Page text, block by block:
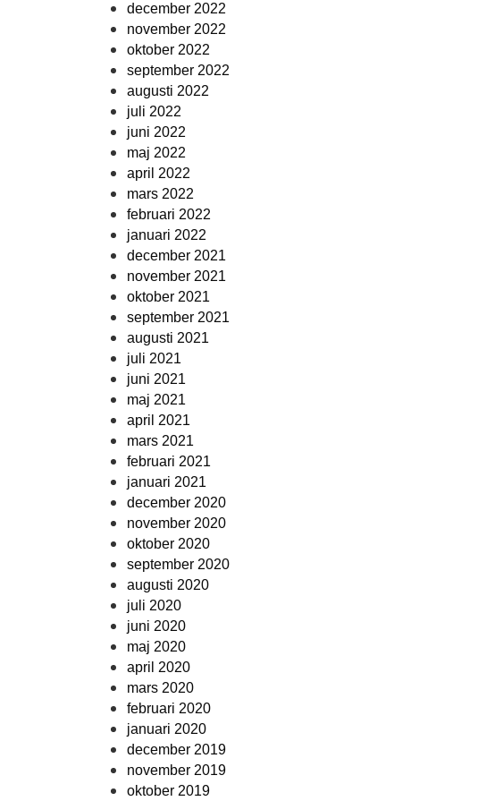
december 2022
november 2022
oktober 2022
september 2022
augusti 2022
juli 2022
juni 2022
maj 2022
april 2022
mars 2022
februari 2022
januari 2022
december 2021
november 2021
oktober 2021
september 2021
augusti 2021
juli 2021
juni 2021
maj 2021
april 2021
mars 2021
februari 2021
januari 2021
december 2020
november 2020
oktober 2020
september 2020
augusti 2020
juli 2020
juni 2020
maj 2020
april 2020
mars 2020
februari 2020
januari 2020
december 2019
november 2019
oktober 2019